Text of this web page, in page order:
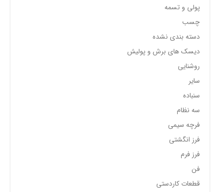
پولی و تسمه
چسب
دسته بندی نشده
دیسک های برش و پولیش
روشنایی
سایر
سنباده
سه نظام
فرچه سیمی
فرز انگشتی
فرز فرم
فن
قطعات کاردستی